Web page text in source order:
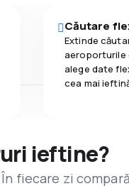
Căutare
Extinde
aeroporturile
alege date
cea mai
ieftine?
fiecare zi